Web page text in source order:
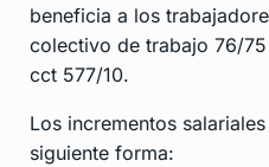
beneficia a los
colectivo de trabajo 76/
cct 577/10.
Los incrementos
siguiente forma: